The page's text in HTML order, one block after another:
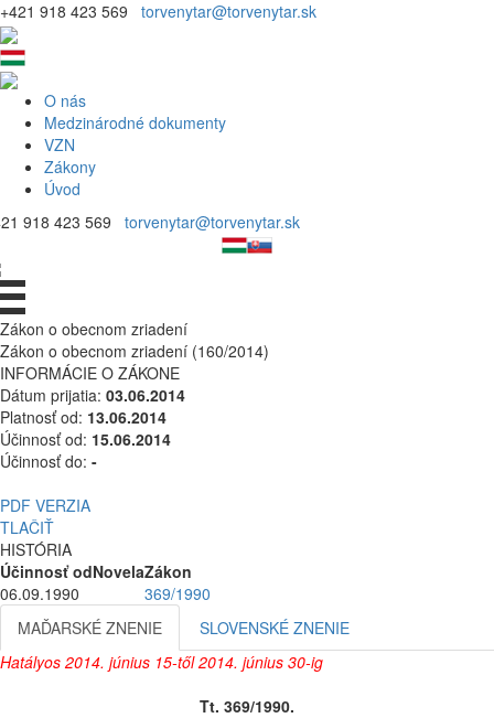
+421 918 423 569 torvenytar@torvenytar.sk
O nás
Medzinárodné dokumenty
VZN
Zákony
Úvod
918 423 569 torvenytar@torvenytar.sk
Zákon o obecnom zriadení
Zákon o obecnom zriadení (160/2014)
INFORMÁCIE O ZÁKONE
Dátum prijatia: 03.06.2014
Platnosť od: 13.06.2014
Účinnosť od: 15.06.2014
Účinnosť do: -
PDF VERZIA
TLAČIŤ
HISTÓRIA
Účinnosť odNovelaZákon
06.09.1990
369/1990
MAĎARSKÉ ZNENIE
SLOVENSKÉ ZNENIE
Hatályos 2014. június 15-től 2014. június 30-ig
Tt. 369/1990.